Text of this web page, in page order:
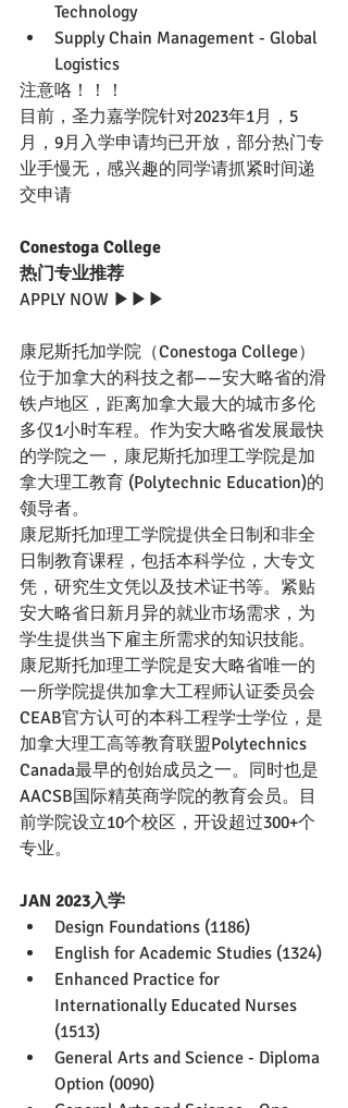
Technology
Supply Chain Management - Global
Logistics
注意咯！！！
目前，圣力嘉学院针对2023年1月，5
月，9月入学申请均已开放，部分热门专
业手慢无，感兴趣的同学请抓紧时间递
交申请
Conestoga College
热门专业推荐
APPLY NOW ▶▶▶
康尼斯托加学院（Conestoga College）
位于加拿大的科技之都——安大略省的滑
铁卢地区，距离加拿大最大的城市多伦
多仅1小时车程。作为安大略省发展最快
的学院之一，康尼斯托加理工学院是加
拿大理工教育 (Polytechnic Education)的
领导者。
康尼斯托加理工学院提供全日制和非全
日制教育课程，包括本科学位，大专文
凭，研究生文凭以及技术证书等。紧贴
安大略省日新月异的就业市场需求，为
学生提供当下雇主所需求的知识技能。
康尼斯托加理工学院是安大略省唯一的
一所学院提供加拿大工程师认证委员会
CEAB官方认可的本科工程学士学位，是
加拿大理工高等教育联盟Polytechnics
Canada最早的创始成员之一。同时也是
AACSB国际精英商学院的教育会员。目
前学院设立10个校区，开设超过300+个
专业。
JAN 2023入学
Design Foundations (1186)
English for Academic Studies (1324)
Enhanced Practice for
Internationally Educated Nurses
(1513)
General Arts and Science - Diploma
Option (0090)